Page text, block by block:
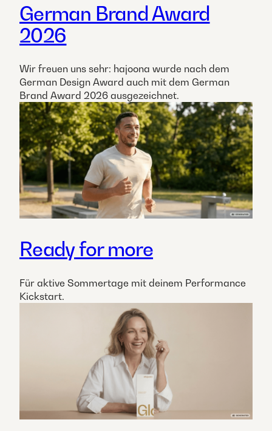
German Brand Award
2026
Wir freuen uns sehr: hajoona wurde nach dem
German Design Award auch mit dem German
Brand Award 2026 ausgezeichnet.
Ready for more
Für aktive Sommertage mit deinem Performance
Kickstart.